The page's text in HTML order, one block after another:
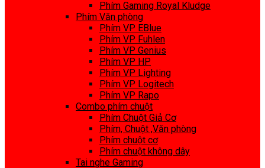
Phím Gaming Royal Kludge
Phím Văn phòng
Phím VP EBlue
Phím VP Fuhlen
Phím VP Genius
Phím VP HP
Phím VP Lighting
Phím VP Logitech
Phím VP Rapo
Combo phím chuột
Phím Chuột Giả Cơ
Phím, Chuột ,Văn phòng
Phím chuột cơ
Phím chuột không dây
Tai nghe Gaming